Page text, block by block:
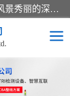
深圳市亿阳电子仪器有限公司坐落于风景秀丽的深圳市光明区，集SMT设备销售务为一体，努力为客户提供电子装配解决方案。与行业**SMT设备厂商：ASM（印刷机，锡膏检查机，贴片机），德国ERSA（爱莎）建立了稳固的代理合作关系，销售的设备一直保持**电子装配行业未来发展方向，能够满足客户各种繁杂产品的生产应用。
贴片机